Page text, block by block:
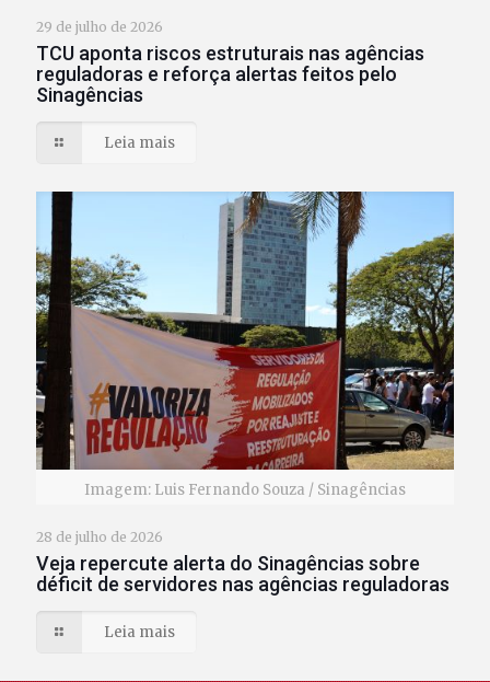
29 de julho de 2026
TCU aponta riscos estruturais nas agências
reguladoras e reforça alertas feitos pelo
Sinagências
Leia mais
Imagem: Luis Fernando Souza / Sinagências
28 de julho de 2026
Veja repercute alerta do Sinagências sobre
déficit de servidores nas agências reguladoras
Leia mais